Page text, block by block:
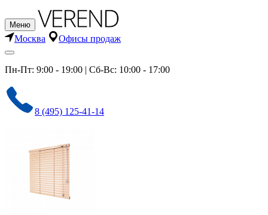
Меню
Москва Офисы продаж
Пн-Пт: 9:00 - 19:00 | Сб-Вс: 10:00 - 17:00
8 (495) 125-41-14